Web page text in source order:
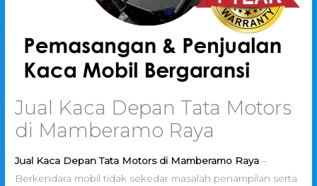
Jual Kaca Depan Tata Motors
di Mamberamo Raya
Jual Kaca Depan Tata Motors di Mamberamo Raya –
Berkendara mobil tidak sekedar masalah penampilan serta